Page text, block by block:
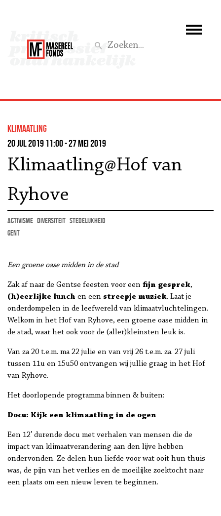
Wat we doen
Steun ons
Aktief
klimaatling
20 jul 2019 11:00 - 27 mei 2019
Klimaatling@Hof van
Ryhove
activisme diversiteit stedelijkheid
Gent
Een groene oase midden in de stad
Zak af naar de Gentse feesten voor een fijn gesprek,
(h)eerlijke lunch en een streepje muziek. Laat je
onderdompelen in de leefwereld van klimaatvluchtelingen.
Welkom in het Hof van Ryhove, een groene oase midden in
de stad, waar het ook voor de (aller)kleinsten leuk is.
Van za 20 t.e.m. ma 22 julie en van vrij 26 t.e.m. za. 27 juli
tussen 11u en 15u50 ontvangen wij jullie graag in het Hof
van Ryhove.
Het doorlopende programma binnen & buiten:
Docu: Kijk een klimaatling in de ogen
Een 12′ durende docu met verhalen van mensen die de
impact van klimaatverandering aan den lijve hebben
ondervonden. Ze delen hun liefde voor wat ooit hun thuis
was, de pijn van het verlies en de moeilijke zoektocht naar
een plaats om een nieuw leven te beginnen.